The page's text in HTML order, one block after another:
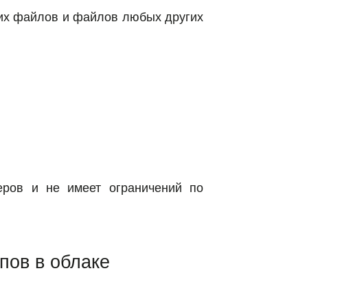
файлов и файлов любых других
и не имеет ограничений по
в облаке